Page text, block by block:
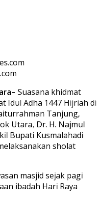
Suasana khidmat
Idul Adha 1447 Hijriah di
Tanjung,
Utara, Dr. H. Najmul
Bupati Kusmalahadi
sholat
masjid sejak pagi
ibadah Hari Raya